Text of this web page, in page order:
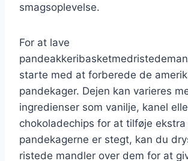
smagsoplevelse.
For at lave
starte med at forberede de
pandekager. Dejen kan varieres
ingredienser som vanilje, kanel
chokoladechips for at tilføje
pandekagerne er stegt, kan du
ristede mandler over dem for at